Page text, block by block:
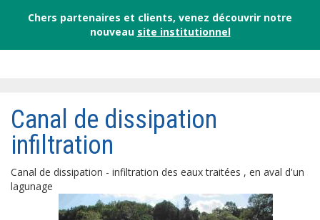
Chers partenaires et clients, venez découvrir notre
nouveau site institutionnel
Canal de dissipation
infiltration
Canal de dissipation - infiltration des eaux traitées , en aval d'un
lagunage